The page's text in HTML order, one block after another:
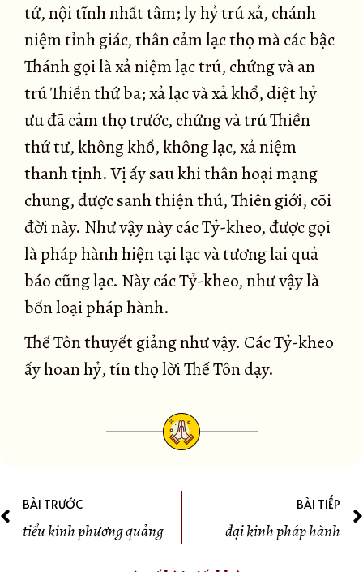
tứ, nội tĩnh nhất tâm; ly hỷ trú xả, chánh
niệm tỉnh giác, thân cảm lạc thọ mà các bậc
Thánh gọi là xả niệm lạc trú, chứng và an
trú Thiền thứ ba; xả lạc và xả khổ, diệt hỷ
ưu đã cảm thọ trước, chứng và trú Thiền
thứ tư, không khổ, không lạc, xả niệm
thanh tịnh. Vị ấy sau khi thân hoại mạng
chung, được sanh thiện thú, Thiên giới, cõi
đời này. Như vậy này các Tỷ-kheo, được gọi
là pháp hành hiện tại lạc và tương lai quả
báo cũng lạc. Này các Tỷ-kheo, như vậy là
bốn loại pháp hành.
Thế Tôn thuyết giảng như vậy. Các Tỷ-kheo
ấy hoan hỷ, tín thọ lời Thế Tôn dạy.
BÀI TRƯỚC
tiểu kinh phương quảng
BÀI TIẾP
đại kinh pháp hành